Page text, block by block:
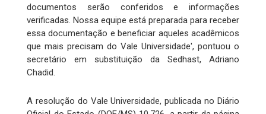
documentos serão conferidos e informações
verificadas. Nossa equipe está preparada para receber
essa documentação e beneficiar aqueles acadêmicos
que mais precisam do Vale Universidade', pontuou o
secretário em substituição da Sedhast, Adriano
Chadid.
A resolução do Vale Universidade, publicada no Diário